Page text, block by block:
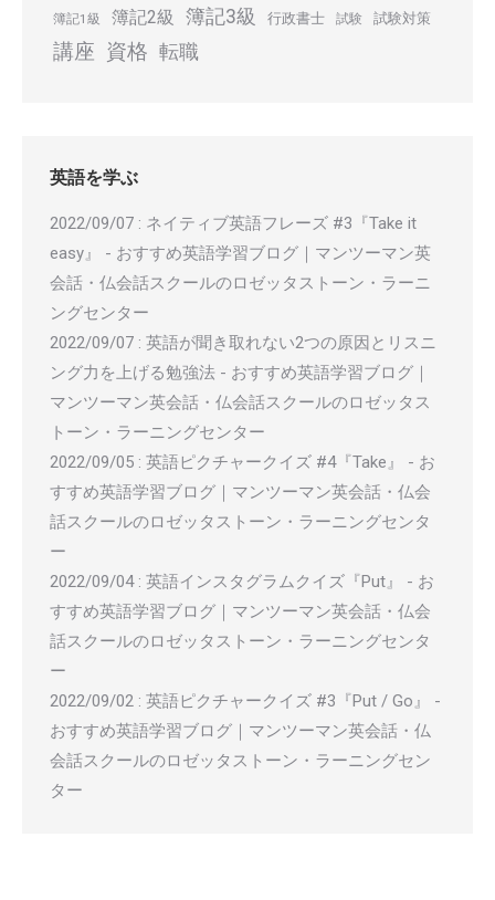
簿記1級 簿記2級 簿記3級 行政書士 試験 試験対策
講座 資格 転職
英語を学ぶ
2022/09/07 : ネイティブ英語フレーズ #3『Take it
easy』 - おすすめ英語学習ブログ｜マンツーマン英
会話・仏会話スクールのロゼッタストーン・ラーニ
ングセンター
2022/09/07 : 英語が聞き取れない2つの原因とリスニ
ング力を上げる勉強法 - おすすめ英語学習ブログ｜
マンツーマン英会話・仏会話スクールのロゼッタス
トーン・ラーニングセンター
2022/09/05 : 英語ピクチャークイズ #4『Take』 - お
すすめ英語学習ブログ｜マンツーマン英会話・仏会
話スクールのロゼッタストーン・ラーニングセンタ
ー
2022/09/04: 英語インスタグラムクイズ『Put』 - お
すすめ英語学習ブログ｜マンツーマン英会話・仏会
話スクールのロゼッタストーン・ラーニングセンタ
ー
2022/09/02 : 英語ピクチャークイズ #3『Put / Go』 -
おすすめ英語学習ブログ｜マンツーマン英会話・仏
会話スクールのロゼッタストーン・ラーニングセン
ター